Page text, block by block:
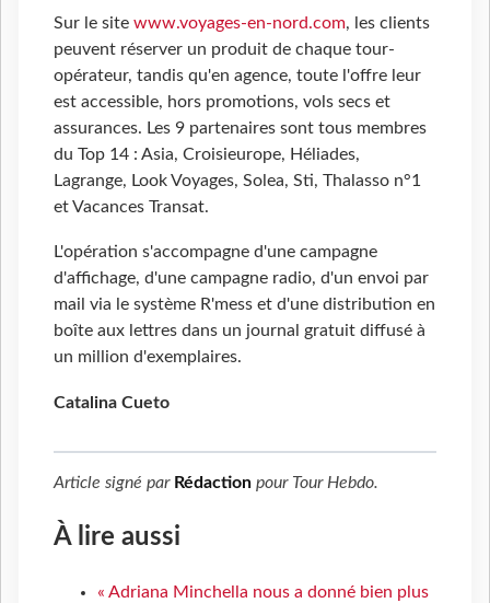
Sur le site www.voyages-en-nord.com, les clients
peuvent réserver un produit de chaque tour-
opérateur, tandis qu'en agence, toute l'offre leur
est accessible, hors promotions, vols secs et
assurances. Les 9 partenaires sont tous membres
du Top 14 : Asia, Croisieurope, Héliades,
Lagrange, Look Voyages, Solea, Sti, Thalasso n°1
et Vacances Transat.
L'opération s'accompagne d'une campagne
d'affichage, d'une campagne radio, d'un envoi par
mail via le système R'mess et d'une distribution en
boîte aux lettres dans un journal gratuit diffusé à
un million d'exemplaires.
Catalina Cueto
Article signé par Rédaction pour Tour Hebdo.
À lire aussi
« Adriana Minchella nous a donné bien plus